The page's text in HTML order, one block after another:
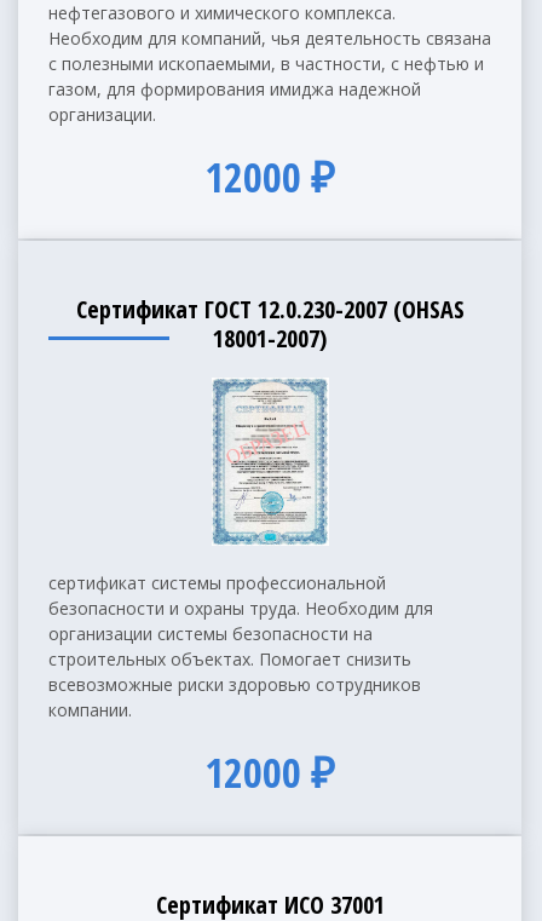
нефтегазового и химического комплекса.
Необходим для компаний, чья деятельность связана
с полезными ископаемыми, в частности, с нефтью и
газом, для формирования имиджа надежной
организации.
12000 ₽
Сертификат ГОСТ 12.0.230-2007 (OHSAS
18001-2007)
сертификат системы профессиональной
безопасности и охраны труда. Необходим для
организации системы безопасности на
строительных объектах. Помогает снизить
всевозможные риски здоровью сотрудников
компании.
12000 ₽
Сертификат ИСО 37001